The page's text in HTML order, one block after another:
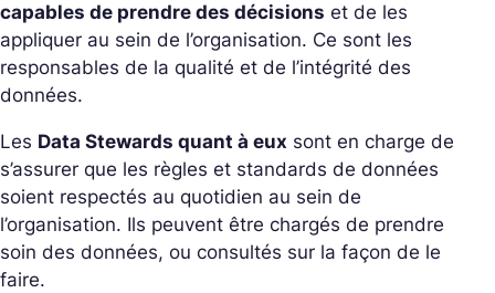
capables de prendre des décisions et de les
appliquer au sein de l’organisation. Ce sont les
responsables de la qualité et de l’intégrité des
données.
Les Data Stewards quant à eux sont en charge de
s’assurer que les règles et standards de données
soient respectés au quotidien au sein de
l’organisation. Ils peuvent être chargés de prendre
soin des données, ou consultés sur la façon de le
faire.